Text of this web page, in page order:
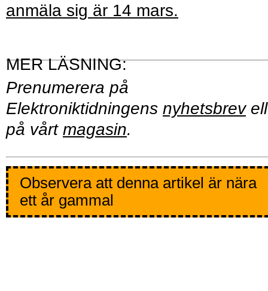
anmäla sig är 14 mars.
Prenumerera på
Elektroniktidningens nyhetsbrev
på vårt magasin.
Observera att denna artikel är nära
ett år gammal